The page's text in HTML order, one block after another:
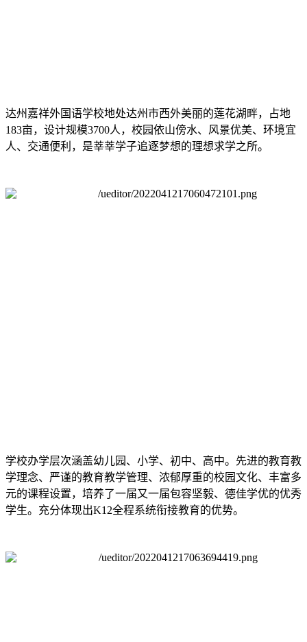
达州嘉祥外国语学校地处达州市西外美丽的莲花湖畔，占地
183亩，设计规模3700人，校园依山傍水、风景优美、环境宜
人、交通便利，是莘莘学子追逐梦想的理想求学之所。
学校办学层次涵盖幼儿园、小学、初中、高中。先进的教育教
学理念、严谨的教育教学管理、浓郁厚重的校园文化、丰富多
元的课程设置，培养了一届又一届包容坚毅、德佳学优的优秀
学生。充分体现出K12全程系统衔接教育的优势。